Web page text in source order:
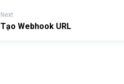
Next
Tạo Webhook URL